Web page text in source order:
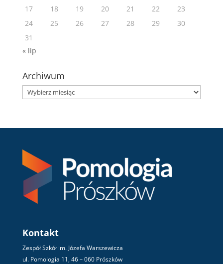
17
18 19 20 21 22
23
24
25 26 27 28 29
30
31
« lip
Archiwum
Archiwum
Kontakt
Zespół Szkół im. Józefa Warszewicza
ul. Pomologia 11, 46 – 060 Prószków